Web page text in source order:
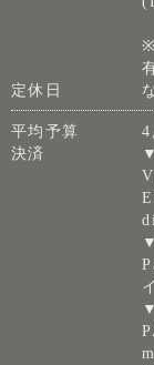
定休日
平均予算
決済